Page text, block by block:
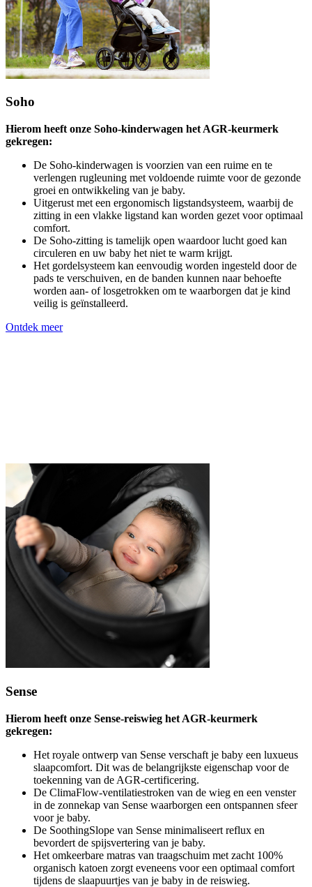
Soho
Hierom heeft onze Soho-kinderwagen het AGR-keurmerk
gekregen:
De Soho-kinderwagen is voorzien van een ruime en te
verlengen rugleuning met voldoende ruimte voor de gezonde
groei en ontwikkeling van je baby.
Uitgerust met een ergonomisch ligstandsysteem, waarbij de
zitting in een vlakke ligstand kan worden gezet voor optimaal
comfort.
De Soho-zitting is tamelijk open waardoor lucht goed kan
circuleren en uw baby het niet te warm krijgt.
Het gordelsysteem kan eenvoudig worden ingesteld door de
pads te verschuiven, en de banden kunnen naar behoefte
worden aan- of losgetrokken om te waarborgen dat je kind
veilig is geïnstalleerd.
Ontdek meer
Sense
Hierom heeft onze Sense-reiswieg het AGR-keurmerk
gekregen:
Het royale ontwerp van Sense verschaft je baby een luxueus
slaapcomfort. Dit was de belangrijkste eigenschap voor de
toekenning van de AGR-certificering.
De ClimaFlow-ventilatiestroken van de wieg en een venster
in de zonnekap van Sense waarborgen een ontspannen sfeer
voor je baby.
De SoothingSlope van Sense minimaliseert reflux en
bevordert de spijsvertering van je baby.
Het omkeerbare matras van traagschuim met zacht 100%
organisch katoen zorgt eveneens voor een optimaal comfort
tijdens de slaapuurtjes van je baby in de reiswieg.